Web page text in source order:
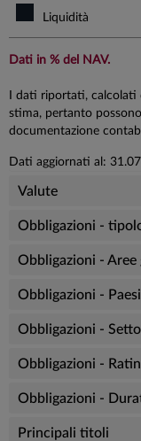
Liquidità
Dati in % del NAV.
I dati riportati,
stima, pertanto
documentazione
Dati aggiornati al:
Valute
Obbligazioni -
Obbligazioni - Aree
Obbligazioni - Paesi
Obbligazioni -
Obbligazioni -
Obbligazioni -
Principali titoli